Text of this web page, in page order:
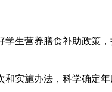
生营养膳食补助政策
实施办法，科学确定